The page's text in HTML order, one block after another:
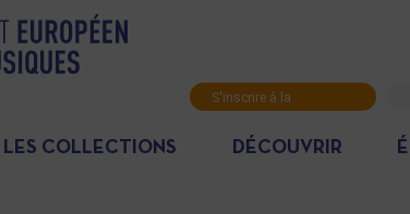
S'inscrire à la
LES COLLECTIONS DÉCOUVRIR